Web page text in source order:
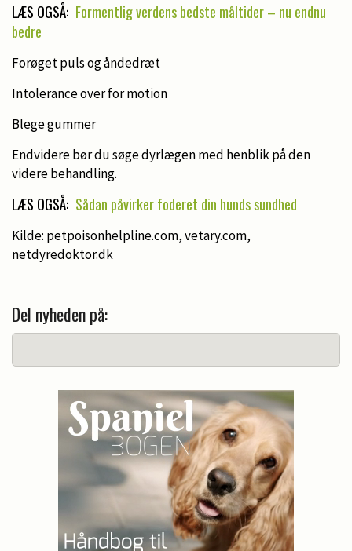
LÆS OGSÅ: Formentlig verdens bedste måltider – nu endnu
bedre
Forøget puls og åndedræt
Intolerance over for motion
Blege gummer
Endvidere bør du søge dyrlægen med henblik på den
videre behandling.
LÆS OGSÅ: Sådan påvirker foderet din hunds sundhed
Kilde: petpoisonhelpline.com, vetary.com,
netdyredoktor.dk
Del nyheden på: